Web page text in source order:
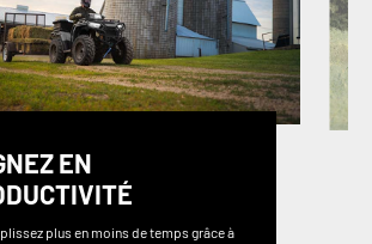
EN
plus en moins de temps grâce à